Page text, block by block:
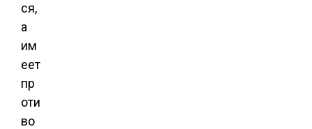
ся,
а
им
еет
пр
оти
во